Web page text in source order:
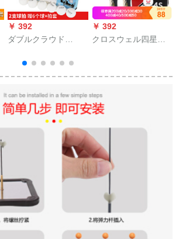
￥ 392
ダブルクラウド
三星初心者普及型ダ
ブルラッケジット2面
ア1箱
￥ 392
クロスウェル四星ラ
セト4星グリット